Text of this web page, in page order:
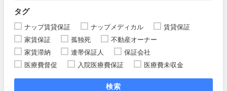
タグ
ナップ賃貸保証 ナップメディカル
賃貸保証
家賃保証
孤独死
不動産オーナー
家賃滞納
連帯保証人
保証会社
医療費督促
入院医療費保証 医療費未収金
検索